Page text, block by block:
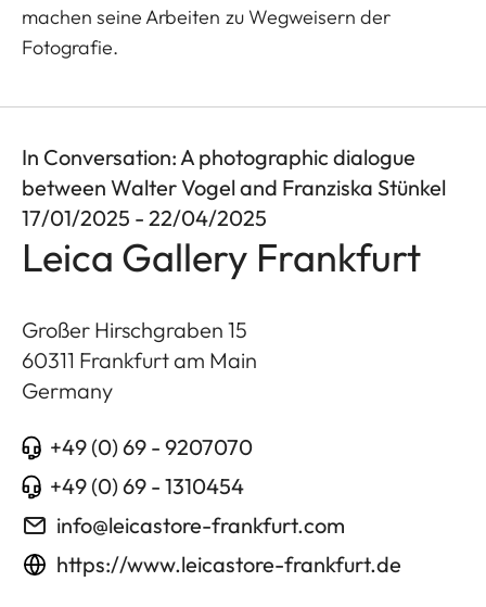
machen seine Arbeiten zu Wegweisern der
Fotografie.
In Conversation: A photographic dialogue
between Walter Vogel and Franziska Stünkel
17/01/2025 - 22/04/2025
Leica Gallery Frankfurt
Großer Hirschgraben 15
60311 Frankfurt am Main
Germany
+49 (0) 69 - 9207070
+49 (0) 69 - 1310454
info@leicastore-frankfurt.com
https://www.leicastore-frankfurt.de